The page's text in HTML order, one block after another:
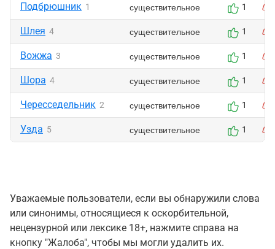
Подбрюшник 1 существительное 1
Шлея 4 существительное 1
Вожжа 3 существительное 1
Шора 4 существительное 1
Чересседельник 2 существительное 1
Узда 5 существительное 1
Уважаемые пользователи, если вы обнаружили слова
или синонимы, относящиеся к оскорбительной,
нецензурной или лексике 18+, нажмите справа на
кнопку "Жалоба", чтобы мы могли удалить их.